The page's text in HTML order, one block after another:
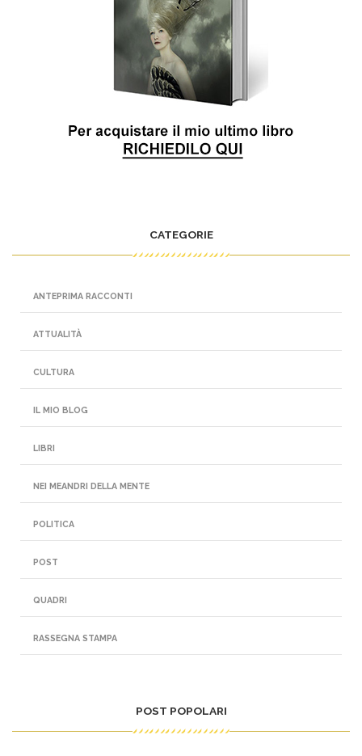
CATEGORIE
ANTEPRIMA RACCONTI
ATTUALITÀ
CULTURA
IL MIO BLOG
LIBRI
NEI MEANDRI DELLA MENTE
POLITICA
POST
QUADRI
RASSEGNA STAMPA
POST POPOLARI